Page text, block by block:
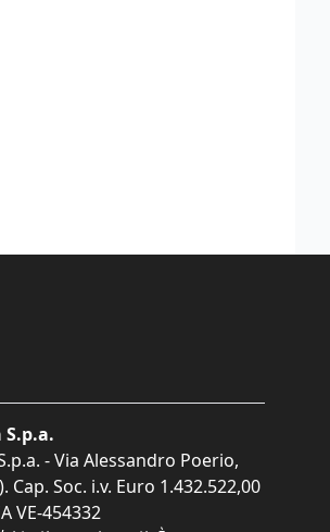
- Via Alessandro Poerio,
Cap. Soc. i.v. Euro 1.432.522,00
VE-454332